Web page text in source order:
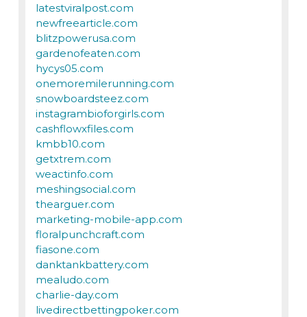
latestviralpost.com
newfreearticle.com
blitzpowerusa.com
gardenofeaten.com
hycys05.com
onemoremilerunning.com
snowboardsteez.com
instagrambioforgirls.com
cashflowxfiles.com
kmbb10.com
getxtrem.com
weactinfo.com
meshingsocial.com
thearguer.com
marketing-mobile-app.com
floralpunchcraft.com
fiasone.com
danktankbattery.com
mealudo.com
charlie-day.com
livedirectbettingpoker.com